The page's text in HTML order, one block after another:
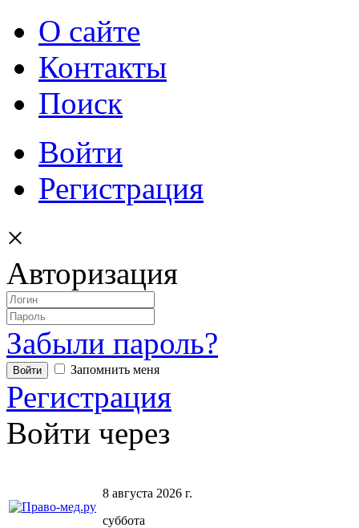
О сайте
Контакты
Поиск
Войти
Регистрация
×
Авторизация
Забыли пароль?
Запомнить меня
Регистрация
Войти через
8 августа 2026 г.
суббота